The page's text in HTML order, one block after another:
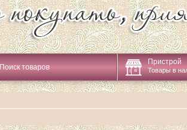
Поиск товаров
Пристрой
Товары в